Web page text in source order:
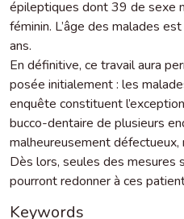
épileptiques dont 39 de sexe
féminin. L’âge des malades
ans.
En définitive, ce travail aura
posée initialement : les
enquête constituent
bucco-dentaire de plusieurs
malheureusement défectueux,
Dès lors, seules des mesures
pourront redonner à ces
Keywords